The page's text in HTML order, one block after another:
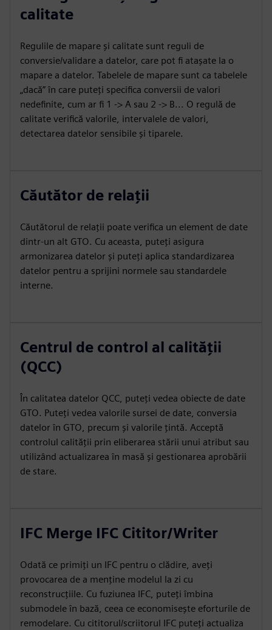
calitate
Regulile de mapare și calitate sunt reguli de
conversie/validare a datelor, care pot fi atașate la o
mapare a datelor. Tabelele de mapare sunt ca tabelele
„dacă” în care puteți specifica conversii de valori
nedefinite, cum ar fi 1 -> A sau 2 -> B... O regulă de
calitate verifică valorile, intervalele de valori,
detectarea datelor sensibile și tiparele.
Căutător de relații
Căutătorul de relații poate verifica un element de date
dintr-un alt GTO. Cu aceasta, puteți asigura
armonizarea datelor și puteți aplica standardizarea
datelor pentru a sprijini normele sau standardele
interne.
Centrul de control al calității
(QCC)
În calitatea datelor QCC, puteți vedea obiecte de date
GTO. Puteți vedea valorile sursei de date, conversia
datelor în GTO, precum și valorile țintă. Acceptă
controlul calității prin eliberarea stării unui atribut sau
utilizând actualizarea în masă și gestionarea aprobării
de stare.
IFC Merge IFC Cititor/Writer
Odată ce primiți un IFC pentru o clădire, aveți
provocarea de a menține modelul la zi cu
reconstrucțiile. Cu fuziunea IFC, puteți îmbina
submodele în bază, ceea ce economisește eforturile de
remodelare. Cu cititorul/scriitorul IFC puteți actualiza